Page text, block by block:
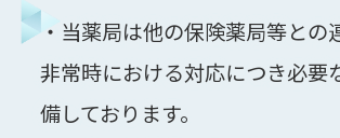
・当薬局は他の保険薬局等との
非常時における対応につき必要
備しております。